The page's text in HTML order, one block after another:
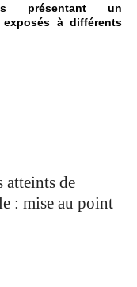
présentant un
à différents
atteints de
: mise au point